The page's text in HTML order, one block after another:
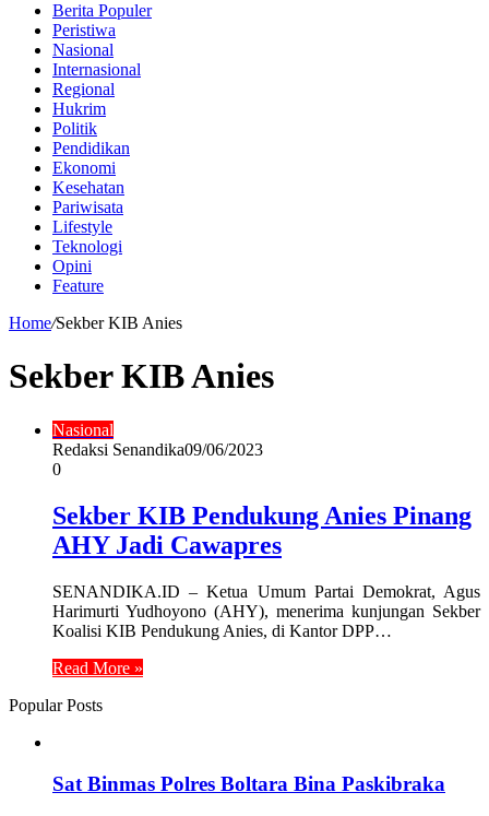
Berita Populer
Peristiwa
Nasional
Internasional
Regional
Hukrim
Politik
Pendidikan
Ekonomi
Kesehatan
Pariwisata
Lifestyle
Teknologi
Opini
Feature
Home/Sekber KIB Anies
Sekber KIB Anies
Nasional
Redaksi Senandika09/06/2023
0
Sekber KIB Pendukung Anies Pinang
AHY Jadi Cawapres
SENANDIKA.ID – Ketua Umum Partai Demokrat, Agus
Harimurti Yudhoyono (AHY), menerima kunjungan Sekber
Koalisi KIB Pendukung Anies, di Kantor DPP…
Read More »
Popular Posts
Sat Binmas Polres Boltara Bina Paskibraka